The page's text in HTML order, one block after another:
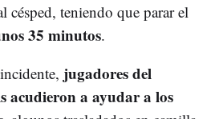
césped, teniendo que parar el
35 minutos.
jugadores del
acudieron a ayudar a los